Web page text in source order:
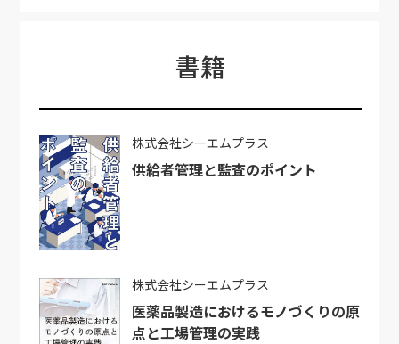
書籍
株式会社シーエムプラス
供給者管理と監査のポイント
株式会社シーエムプラス
医薬品製造におけるモノづくりの原
点と工場管理の実践